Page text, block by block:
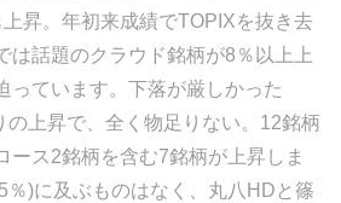
昇。年初来成績でTOPIXを抜き去
は話題のクラウド銘柄が8％以上上
っています。下落が厳しかった
の上昇で、全く物足りない。12銘柄
ース2銘柄を含む7銘柄が上昇しま
％)に及ぶものはなく、丸八HDと篠